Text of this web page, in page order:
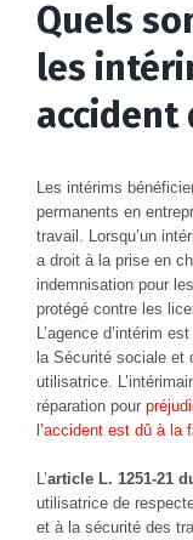
Quels
les
accident
Les intérims
permanents en
travail. Lorsqu’un
a droit à la prise en
indemnisation pour
protégé contre les
L’agence d’intérim
la Sécurité sociale et
utilisatrice.
réparation pour
l’accident est dû à la
L’article L. 1251-21
utilisatrice de
et à la sécurité des